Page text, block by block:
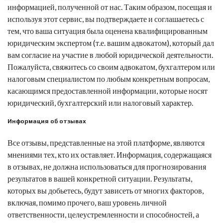
информацией, полученной от нас. Таким образом, посещая и
используя этот сервис, вы подтверждаете и соглашаетесь с
тем, что ваша ситуация была оценена квалифицированным
юридическим экспертом (т.е. вашим адвокатом), который дал
вам согласие на участие в любой юридической деятельности.
Пожалуйста, свяжитесь со своим адвокатом, бухгалтером или
налоговым специалистом по любым конкретным вопросам,
касающимся предоставленной информации, которые носят
юридический, бухгалтерский или налоговый характер.
Информация об отзывах
Все отзывы, представленные на этой платформе, являются
мнениями тех, кто их оставляет. Информация, содержащаяся
в отзывах, не должна использоваться для прогнозирования
результатов в вашей конкретной ситуации. Результаты,
которых вы добьетесь, будут зависеть от многих факторов,
включая, помимо прочего, ваш уровень личной
ответственности, целеустремленности и способностей, а